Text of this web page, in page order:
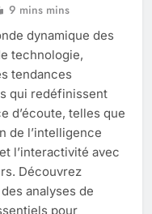
9 mins mins
dynamique des
technologie,
tendances
qui redéfinissent
d’écoute, telles que
de l’intelligence
l’interactivité avec
Découvrez
analyses de
pour